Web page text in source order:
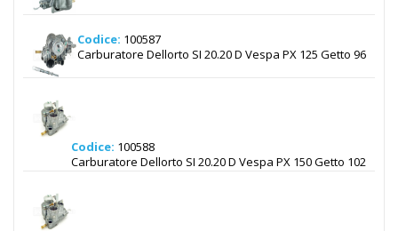
Codice: 100587
Carburatore Dellorto SI 20.20 D Vespa PX 125 Getto 96
Codice: 100588
Carburatore Dellorto SI 20.20 D Vespa PX 150 Getto 102